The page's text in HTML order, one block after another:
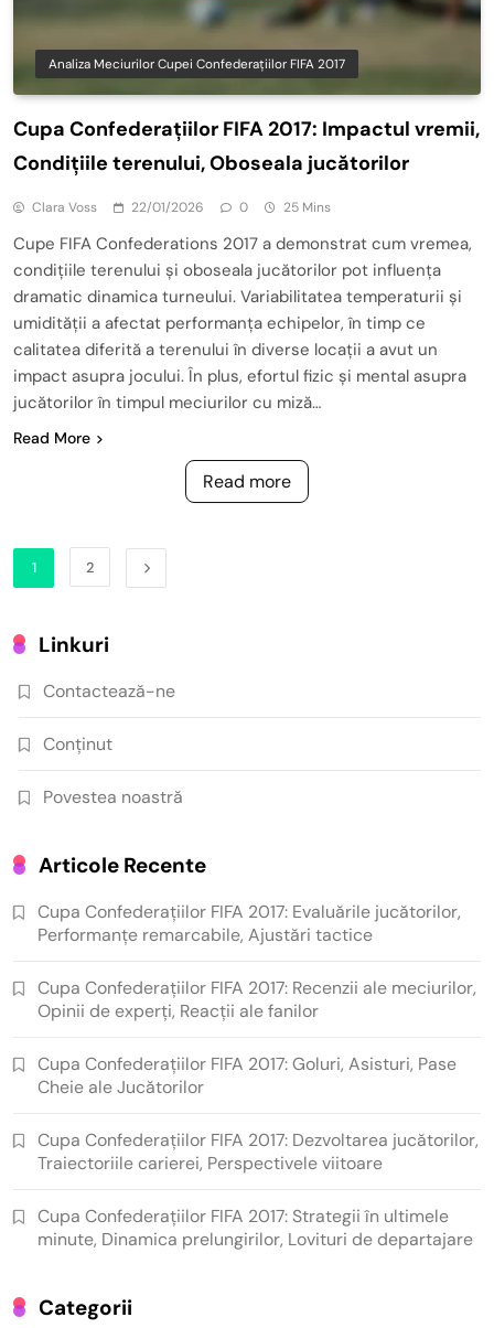
Analiza Meciurilor Cupei Confederațiilor FIFA 2017
Cupa Confederațiilor FIFA 2017: Impactul vremii,
Condițiile terenului, Oboseala jucătorilor
Clara Voss 22/01/2026 0 25 Mins
Cupe FIFA Confederations 2017 a demonstrat cum vremea,
condițiile terenului și oboseala jucătorilor pot influența
dramatic dinamica turneului. Variabilitatea temperaturii și
umidității a afectat performanța echipelor, în timp ce
calitatea diferită a terenului în diverse locații a avut un
impact asupra jocului. În plus, efortul fizic și mental asupra
jucătorilor în timpul meciurilor cu miză…
Read More
Read more
1 2
Linkuri
Contactează-ne
Conținut
Povestea noastră
Articole Recente
Cupa Confederațiilor FIFA 2017: Evaluările jucătorilor,
Performanțe remarcabile, Ajustări tactice
Cupa Confederațiilor FIFA 2017: Recenzii ale meciurilor,
Opinii de experți, Reacții ale fanilor
Cupa Confederațiilor FIFA 2017: Goluri, Asisturi, Pase
Cheie ale Jucătorilor
Cupa Confederațiilor FIFA 2017: Dezvoltarea jucătorilor,
Traiectoriile carierei, Perspectivele viitoare
Cupa Confederațiilor FIFA 2017: Strategii în ultimele
minute, Dinamica prelungirilor, Lovituri de departajare
Categorii